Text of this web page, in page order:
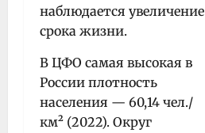
наблюдается увеличение
срока жизни.
В ЦФО самая высокая в
России плотность
населения — 60,14 чел./
км² (2022). Округ